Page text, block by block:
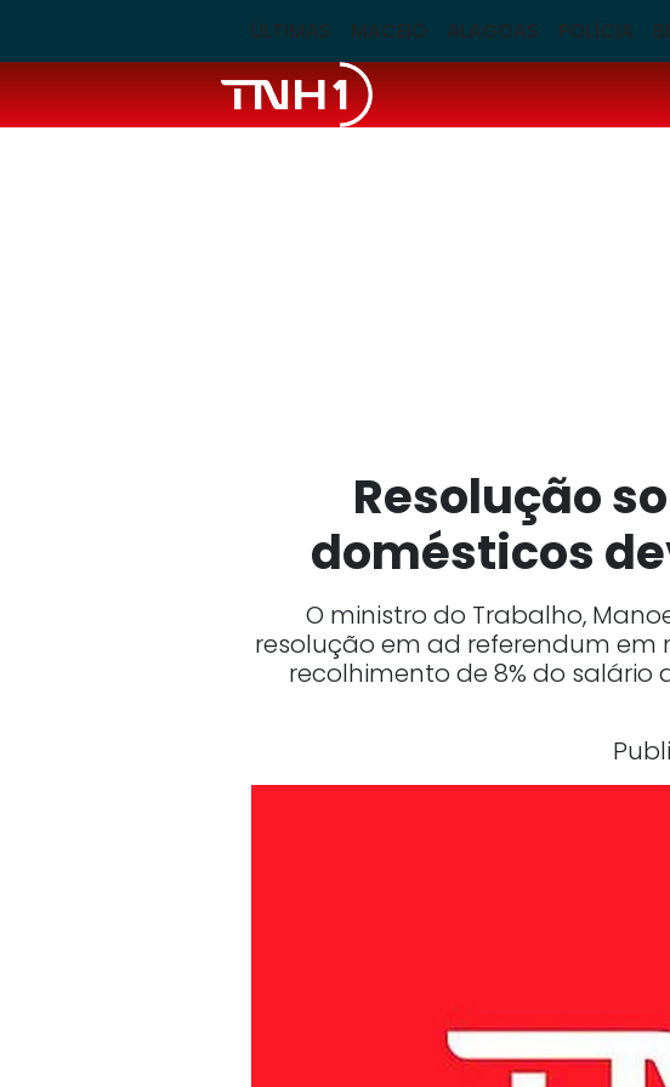
ÚLTIMAS MACEIÓ ALAGOAS POLÍCIA
Resolução
domésticos
O ministro do Trabalho,
resolução em ad referendum
recolhimento de 8% do